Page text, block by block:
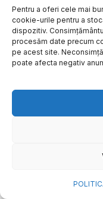
Pentru a oferi cele mai
cookie-urile pentru a
dispozitiv.
procesăm date precum
pe acest site.
poate afecta negativ
frumoase